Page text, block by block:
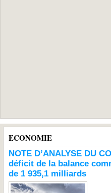
ECONOMIE
NOTE D’ANALYSE DU
déficit de la balance
de 1 935,1 milliards